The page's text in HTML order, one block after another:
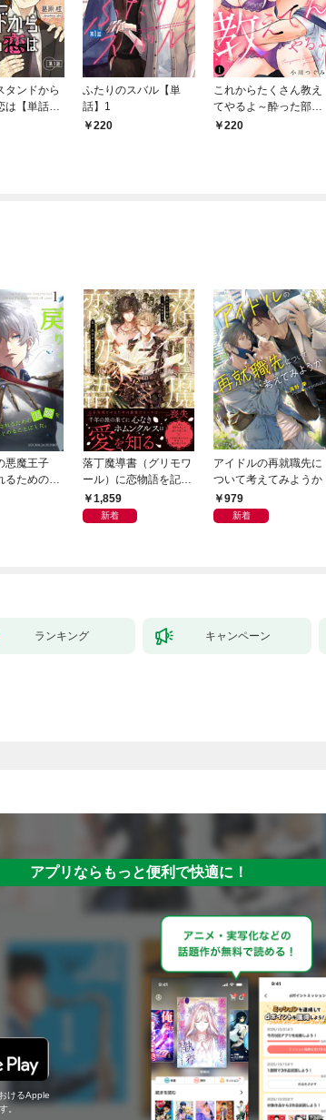
タンドから
は【単話】
ふたりのスバル【単
話】1
220
これからたくさん教え
てやるよ～酔った部長
は溺愛系狼～【単話】
220
悪魔王子
るための実
ることにし
落丁魔導書（グリモワ
ール）に恋物語を記す
には【イラスト付き】
【単行本書き下ろしSS
1,859
新着
アイドルの再就職先に
ついて考えてみようか
979
新着
ランキング キャンペーン
アプリならもっと便利で快適に！
けるApple
。